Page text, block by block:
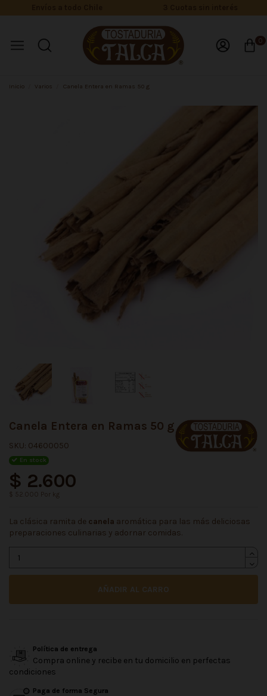
0
Inicio Varios Canela Entera en Ramas 50 g
Canela Entera en Ramas 50 g
SKU: 04600050
En stock
$ 2.600
$ 52.000 Por kg
La clásica ramita de canela aromática para las más deliciosas
preparaciones culinarias y adornar comidas.
AÑADIR AL CARRO
Política de entrega
Compra online y recibe en tu domicilio en perfectas
condiciones
Paga de forma Segura